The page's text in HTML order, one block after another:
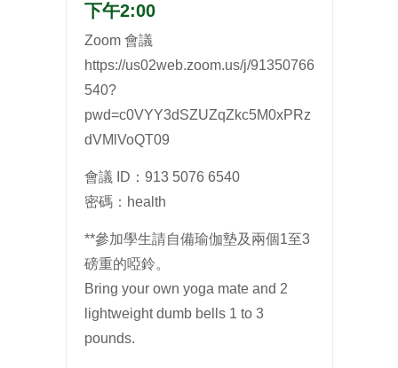
下午2:00
Zoom 會議
https://us02web.zoom.us/j/91350766
540?
pwd=c0VYY3dSZUZqZkc5M0xPRz
dVMlVoQT09
會議 ID：913 5076 6540
密碼：health
**參加學生請自備瑜伽墊及兩個1至3
磅重的啞鈴。
Bring your own yoga mate and 2
lightweight dumb bells 1 to 3
pounds.